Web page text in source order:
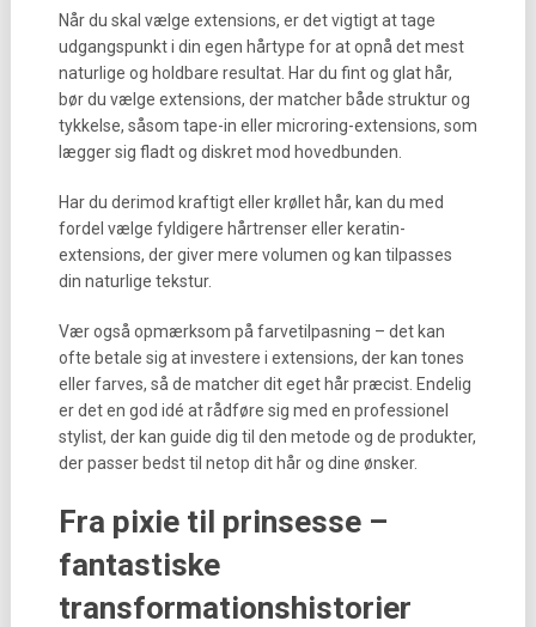
Når du skal vælge extensions, er det vigtigt at tage
udgangspunkt i din egen hårtype for at opnå det mest
naturlige og holdbare resultat. Har du fint og glat hår,
bør du vælge extensions, der matcher både struktur og
tykkelse, såsom tape-in eller microring-extensions, som
lægger sig fladt og diskret mod hovedbunden.
Har du derimod kraftigt eller krøllet hår, kan du med
fordel vælge fyldigere hårtrenser eller keratin-
extensions, der giver mere volumen og kan tilpasses
din naturlige tekstur.
Vær også opmærksom på farvetilpasning – det kan
ofte betale sig at investere i extensions, der kan tones
eller farves, så de matcher dit eget hår præcist. Endelig
er det en god idé at rådføre sig med en professionel
stylist, der kan guide dig til den metode og de produkter,
der passer bedst til netop dit hår og dine ønsker.
Fra pixie til prinsesse –
fantastiske
transformationshistorier